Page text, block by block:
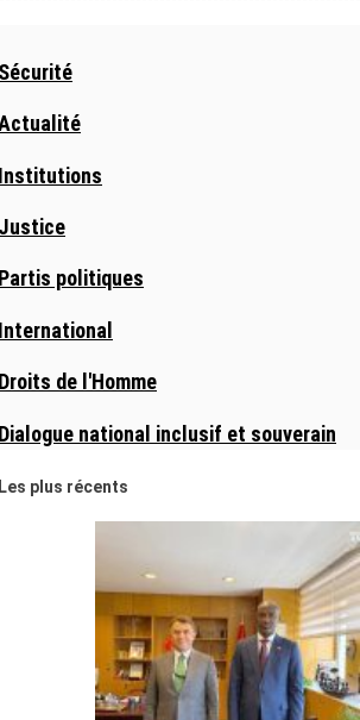
Sécurité
Institutions
Justice
Partis politiques
International
Droits de l'Homme
Dialogue national inclusif et souverain
Les plus récents